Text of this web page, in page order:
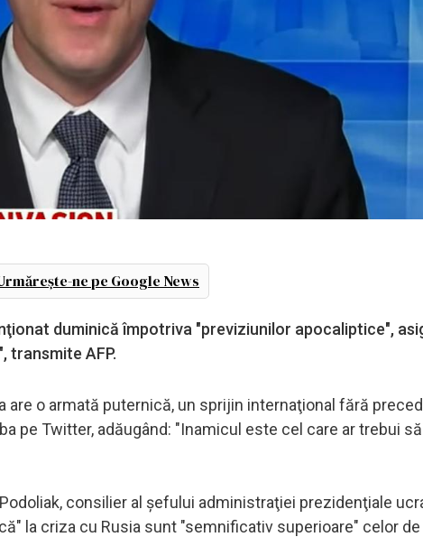
ne pe Google News
duminică împotriva "previziunilor apocaliptice",
transmite AFP.
are o armată puternică, un sprijin internaţional fără
pe Twitter, adăugând: "Inamicul este cel care ar trebui
consilier al şefului administraţiei prezidenţiale
la criza cu Rusia sunt "semnificativ superioare" celor de